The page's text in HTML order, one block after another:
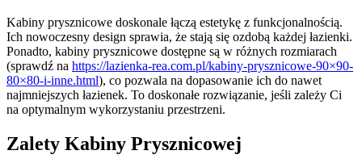
Kabiny prysznicowe doskonale łączą estetykę z funkcjonalnością.
Ich nowoczesny design sprawia, że stają się ozdobą każdej łazienki.
Ponadto, kabiny prysznicowe dostępne są w różnych rozmiarach
(sprawdź na https://lazienka-rea.com.pl/kabiny-prysznicowe-90×90-
80×80-i-inne.html), co pozwala na dopasowanie ich do nawet
najmniejszych łazienek. To doskonałe rozwiązanie, jeśli zależy Ci
na optymalnym wykorzystaniu przestrzeni.
Zalety Kabiny Prysznicowej